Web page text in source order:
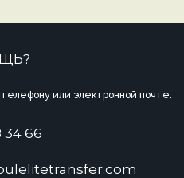
или электронной почте:
34 66